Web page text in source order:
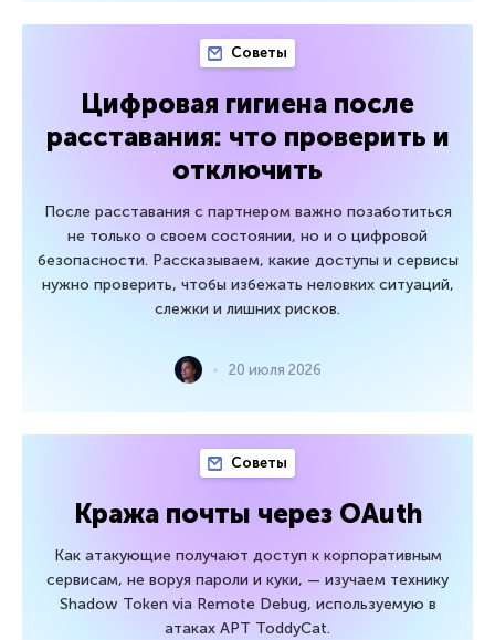
Советы
Цифровая гигиена после
расставания: что проверить и
отключить
После расставания с партнером важно позаботиться
не только о своем состоянии, но и о цифровой
безопасности. Рассказываем, какие доступы и сервисы
нужно проверить, чтобы избежать неловких ситуаций,
слежки и лишних рисков.
20 июля 2026
Советы
Кража почты через OAuth
Как атакующие получают доступ к корпоративным
сервисам, не воруя пароли и куки, — изучаем технику
Shadow Token via Remote Debug, используемую в
атаках APT ToddyCat.